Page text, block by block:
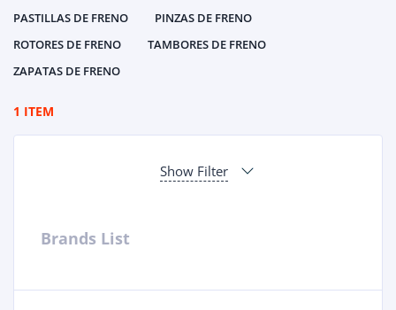
PASTILLAS DE FRENO
PINZAS DE FRENO
ROTORES DE FRENO
TAMBORES DE FRENO
ZAPATAS DE FRENO
1 ITEM
Show Filter
Brands List